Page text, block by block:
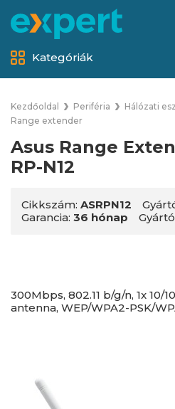
Kategóriák
Kezdőoldal Periféria Hálózati
Range extender
Asus Range
RP-N12
Cikkszám: ASRPN12
Garancia: 36 hónap
300Mbps, 802.11 b/g/n, 1x 10/
antenna, WEP/WPA2-PSK/